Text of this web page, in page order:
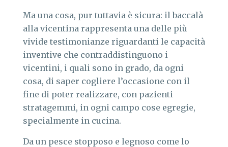
Ma una cosa, pur tuttavia è sicura: il baccalà
alla vicentina rappresenta una delle più
vivide testimonianze riguardanti le capacità
inventive che contraddistinguono i
vicentini, i quali sono in grado, da ogni
cosa, di saper cogliere l’occasione con il
fine di poter realizzare, con pazienti
stratagemmi, in ogni campo cose egregie,
specialmente in cucina.
Da un pesce stopposo e legnoso come lo